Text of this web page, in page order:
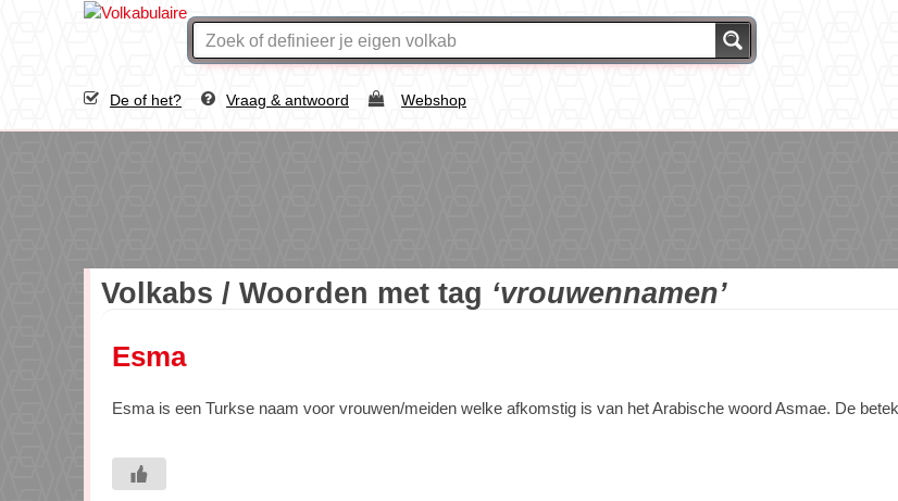
De of het? Vraag & antwoord Webshop
Volkabs / Woorden met tag ‘vrouwennamen’
Esma
Esma is een Turkse naam voor vrouwen/meiden welke afkomstig is van het Arabische woord Asmae. De